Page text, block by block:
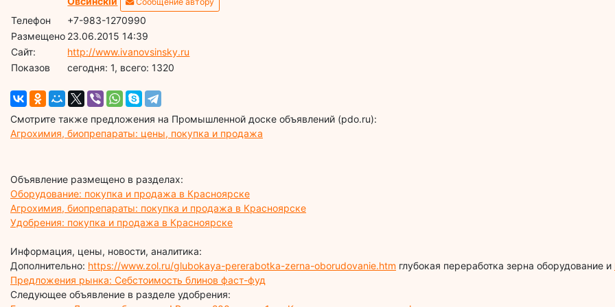
Телефон
+7-983-1270990
Размещено 23.06.2015 14:39
Сайт:
http://www.ivanovsinsky.ru
Показов
cегодня: 1, всего: 1320
Смотрите также предложения на Промышленной доске объявлений (pdo.ru):
Агрохимия, биопрепараты: цены, покупка и продажа
Объявление размещено в разделах:
Оборудование: покупка и продажа в Красноярске
Агрохимия, биопрепараты: покупка и продажа в Красноярске
Удобрения: покупка и продажа в Красноярске
Информация, цены, новости, аналитика:
Дополнительно: https://www.zol.ru/glubokaya-pererabotka-zerna-oborudovanie.htm глубокая переработка зерна оборудование и
Предложения рынка: Себстоимость блинов фаст-фуд
Следующее объявление в разделе удобрения: